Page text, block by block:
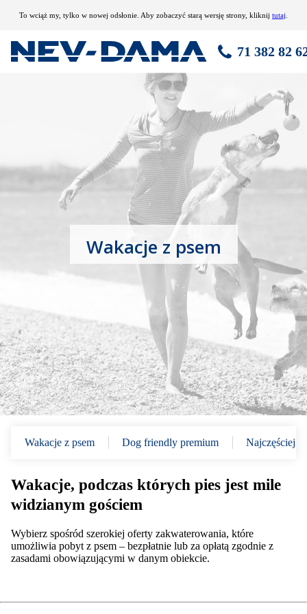
To wciąż my, tylko w nowej odsłonie. Aby zobaczyć starą wersję strony, kliknij tutaj
71 382 82
Wakacje z psem
Wakacje z psem Dog friendly premium Najczęściej
Wakacje, podczas których pies jest mile
widzianym gościem
Wybierz spośród szerokiej oferty zakwaterowania, które
umożliwia pobyt z psem – bezpłatnie lub za opłatą zgodnie z
zasadami obowiązującymi w danym obiekcie.